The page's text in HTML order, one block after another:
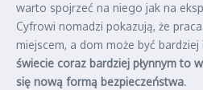
warto spojrzeć na niego jak na
Cyfrowi nomadzi pokazują, że
miejscem, a dom może być bardziej
świecie coraz bardziej płynnym to
się nową formą bezpieczeństwa.